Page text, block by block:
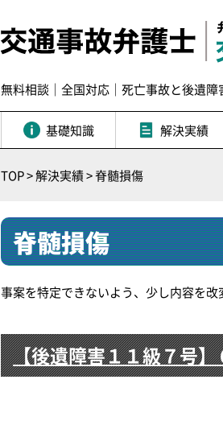
無料相談｜全国対応｜死亡事故と後遺障
基礎知識 解決実績
TOP>解決実績>脊髄損傷
脊髄損傷
事案を特定できないよう、少し内容を改
【後遺障害１１級７号